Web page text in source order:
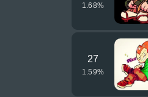
1.68%
27
1.59%